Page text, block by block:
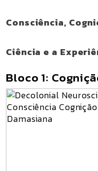
Consciência,
Ciência e a
Bloco 1: